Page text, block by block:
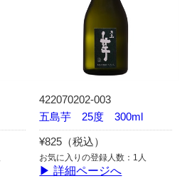
422070202-003
五島芋 25度 300ml
¥825（税込）
お気に入りの登録人数：1人
▶ 詳細ページへ